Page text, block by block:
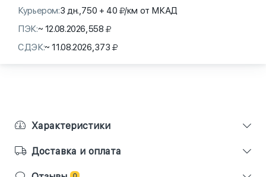
Курьером:3 дн.,750 + 40
/км от МКАД
ПЭК:~ 12.08.2026,558
СДЭК:~ 11.08.2026,373
Характеристики
Доставка и оплата